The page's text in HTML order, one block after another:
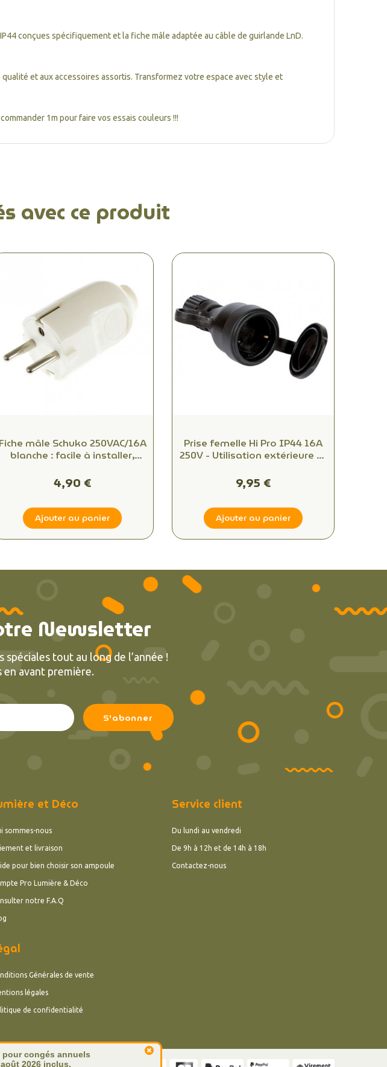
conçues spécifiquement et la fiche mâle adaptée au câble de guirlande LnD.
et aux accessoires assortis. Transformez votre espace avec style et
1m pour faire vos essais couleurs !!!
avec ce produit
Fiche mâle Schuko 250VAC/16A
blanche : facile à installer,
bureaux et espaces
commerciaux
4,90 €
Ajouter au panier
Prise femelle Hi Pro IP44 16A
250V - Utilisation extérieure et
9,95 €
Ajouter au panier
Newsletter
tout au long de l’année !
en avant première.
et Déco
sommes-nous
et livraison
pour bien choisir son ampoule
Pro Lumière & Déco
notre F.A.Q
Générales de vente
légales
de confidentialité
Service client
Du lundi au vendredi
De 9h à 12h et de 14h à 18h
Contactez-nous
pour congés annuels
2026 inclus.